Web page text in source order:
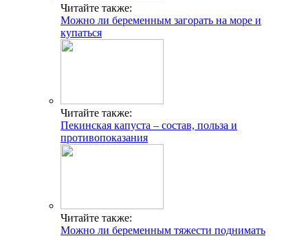
Читайте также:
Можно ли беременным загорать на море и
купаться
Читайте также:
Пекинская капуста – состав, польза и
противопоказания
Читайте также:
Можно ли беременным тяжести поднимать